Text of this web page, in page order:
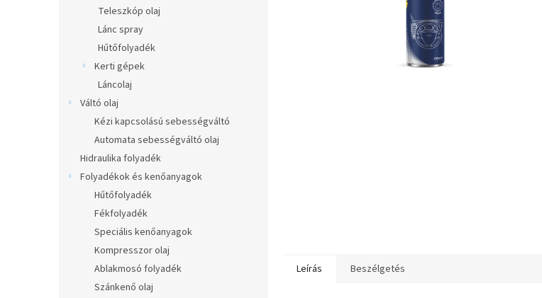
Teleszkóp olaj
Lánc spray
Hűtőfolyadék
Kerti gépek
Láncolaj
Váltó olaj
Kézi kapcsolású sebességváltó
Automata sebességváltó olaj
Hidraulika folyadék
Folyadékok és kenőanyagok
Hűtőfolyadék
Fékfolyadék
Speciális kenőanyagok
Kompresszor olaj
Ablakmosó folyadék
Szánkenő olaj
Leírás Beszélgetés